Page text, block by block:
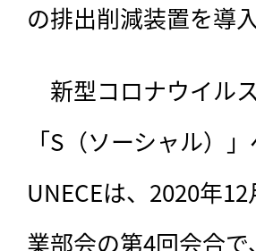
の排出削減装置を導
新型コロナウイル
「S（ソーシャル）
UNECEは、2020年
業部会の第4回会合